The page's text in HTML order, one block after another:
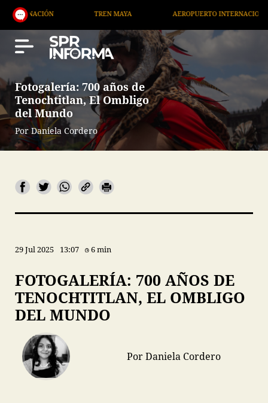
ÁNGELES REFINERÍA DOS BOCAS CONFERENCIA
Fotogalería: 700 años de
Tenochtitlan, El Ombligo
del Mundo
Por Daniela Cordero
29 Jul 2025 13:07 6 min
FOTOGALERÍA: 700 AÑOS DE
TENOCHTITLAN, EL OMBLIGO
DEL MUNDO
Por Daniela Cordero